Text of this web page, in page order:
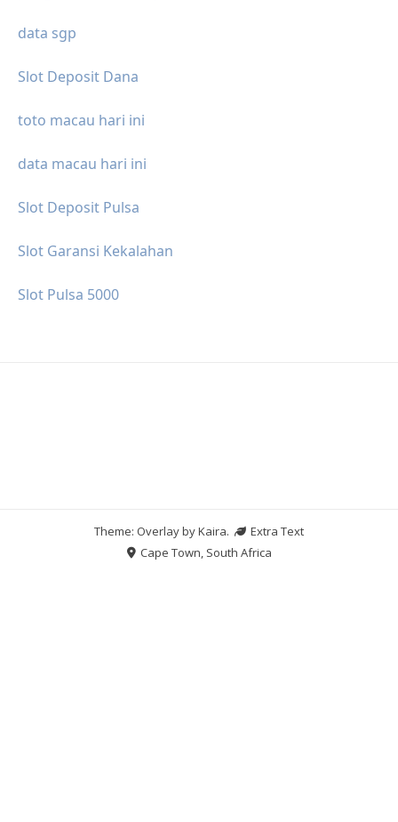
data sgp
Slot Deposit Dana
toto macau hari ini
data macau hari ini
Slot Deposit Pulsa
Slot Garansi Kekalahan
Slot Pulsa 5000
Theme: Overlay byKaira.
Extra Text
Cape Town, South Africa